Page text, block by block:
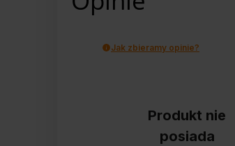
Jak zbieramy opinie?
Produkt nie
posiada